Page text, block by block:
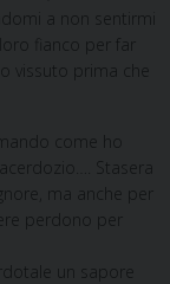
a non sentirmi
fianco per far
vissuto prima che
come ho
Stasera
ma anche per
perdono per
un sapore